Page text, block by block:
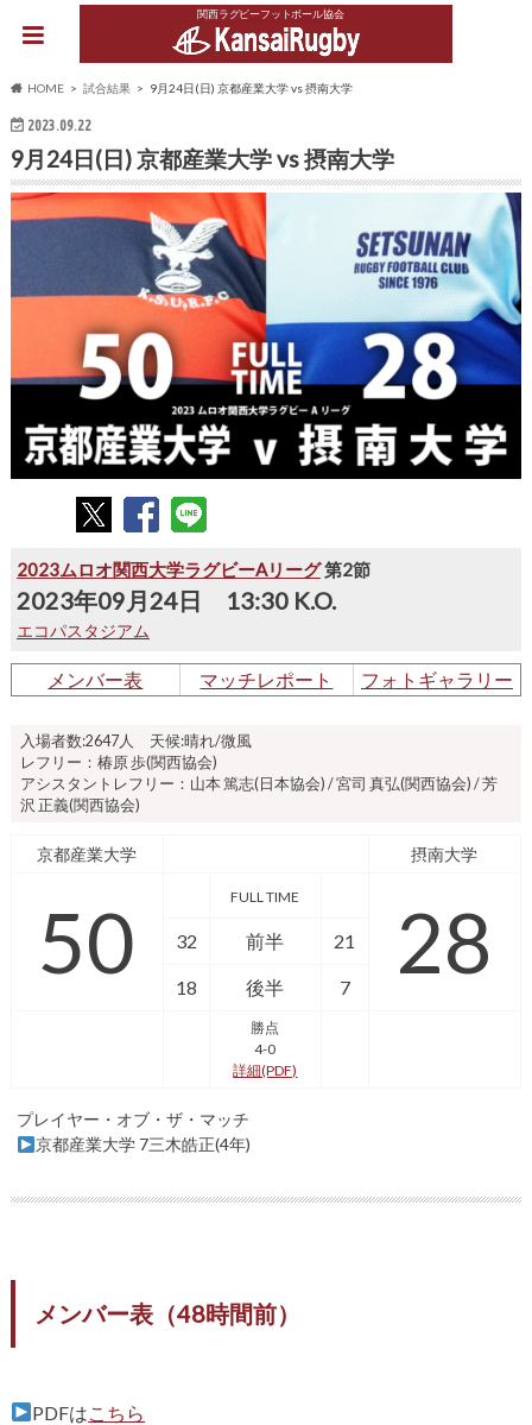
関西ラグビーフットボール協会
HOME 試合結果 9月24日(日) 京都産業大学 vs 摂南大学
2023.09.22
9月24日(日) 京都産業大学 vs 摂南大学
2023ムロオ関西大学ラグビーAリーグ第2節
2023年09月24日 13:30 K.O.
エコパスタジアム
メンバー表 マッチレポート フォトギャラリー
入場者数:2647人 天候:晴れ/微風
レフリー：椿原 歩(関西協会)
アシスタントレフリー：山本 篤志(日本協会) / 宮司 真弘(関西協会) / 芳
沢 正義(関西協会)
京都産業大学 摂南大学
50 FULL TIME 28
32 前半 21
18 後半 7
勝点
4-0
詳細(PDF)
プレイヤー・オブ・ザ・マッチ
京都産業大学 7三木皓正(4年)
メンバー表（48時間前）
PDFは こちら